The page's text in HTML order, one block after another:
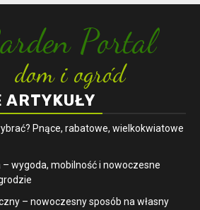
ARTYKUŁY
Pnące, rabatowe, wielkokwiatowe
wygoda, mobilność i nowoczesne
– nowoczesny sposób na własny